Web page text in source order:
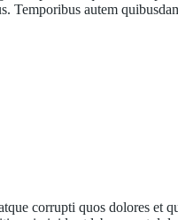
Temporibus autem
corrupti quos dolores et